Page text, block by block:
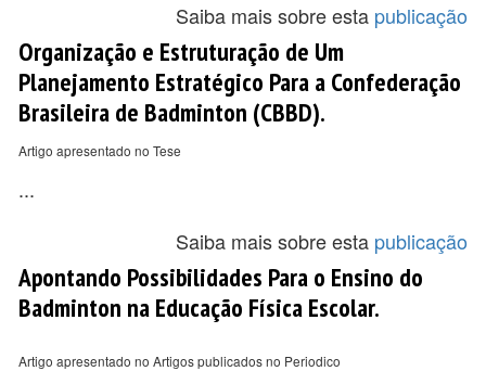
Saiba mais sobre esta publicação
Organização e Estruturação de Um
Planejamento Estratégico Para a Confederação
Brasileira de Badminton (CBBD).
Artigo apresentado no Tese
...
Saiba mais sobre esta publicação
Apontando Possibilidades Para o Ensino do
Badminton na Educação Física Escolar.
Artigo apresentado no Artigos publicados no Periodico